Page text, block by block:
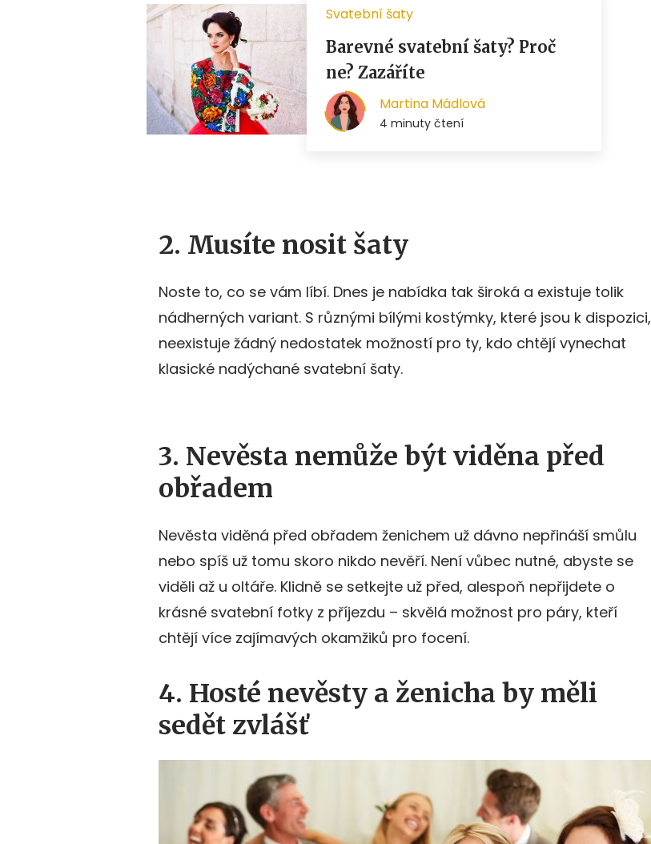
2. Musíte nosit šaty
Noste to, co se vám líbí. Dnes je nabídka tak široká a existuje tolik
nádherných variant. S různými bílými kostýmky, které jsou k dispozici,
neexistuje žádný nedostatek možností pro ty, kdo chtějí vynechat
klasické nadýchané svatební šaty.
3. Nevěsta nemůže být viděna před
obřadem
Nevěsta viděná před obřadem ženichem už dávno nepřináší smůlu
nebo spíš už tomu skoro nikdo nevěří. Není vůbec nutné, abyste se
viděli až u oltáře. Klidně se setkejte už před, alespoň nepřijdete o
krásné svatební fotky z příjezdu – skvělá možnost pro páry, kteří
chtějí více zajímavých okamžiků pro focení.
4. Hosté nevěsty a ženicha by měli
sedět zvlášť